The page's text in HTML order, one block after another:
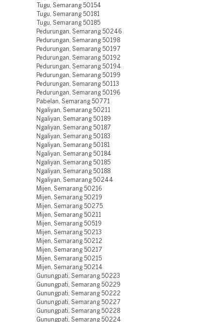
Tugu, Semarang 50154
Tugu, Semarang 50181
Tugu, Semarang 50185
Pedurungan, Semarang 50246
Pedurungan, Semarang 50198
Pedurungan, Semarang 50197
Pedurungan, Semarang 50192
Pedurungan, Semarang 50194
Pedurungan, Semarang 50199
Pedurungan, Semarang 50113
Pedurungan, Semarang 50196
Pabelan, Semarang 50771
Ngaliyan, Semarang 50211
Ngaliyan, Semarang 50189
Ngaliyan, Semarang 50187
Ngaliyan, Semarang 50183
Ngaliyan, Semarang 50181
Ngaliyan, Semarang 50184
Ngaliyan, Semarang 50185
Ngaliyan, Semarang 50188
Ngaliyan, Semarang 50244
Mijen, Semarang 50216
Mijen, Semarang 50219
Mijen, Semarang 50275
Mijen, Semarang 50211
Mijen, Semarang 50519
Mijen, Semarang 50213
Mijen, Semarang 50212
Mijen, Semarang 50217
Mijen, Semarang 50215
Mijen, Semarang 50214
Gunungpati, Semarang 50223
Gunungpati, Semarang 50229
Gunungpati, Semarang 50222
Gunungpati, Semarang 50227
Gunungpati, Semarang 50228
Gunungpati, Semarang 50224